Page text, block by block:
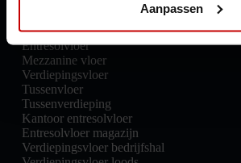
Aanpassen
Producten
Entresolvloer
Mezzanine vloer
Verdiepingsvloer
Tussenvloer
Tussenverdieping
Kantoor entresolvloer
Entresolvloer magazijn
Verdiepingsvloer bedrijfshal